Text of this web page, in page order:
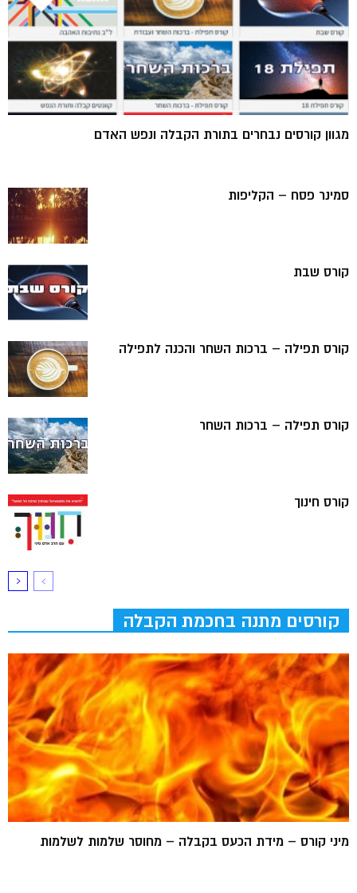
מגוון קורסים נבחרים בתורת הקבלה ונפש האדם
סמינר פסח – הקליפות
קורס שבת
קורס תפילה – ברכות השחר והכנה לתפילה
קורס תפילה – ברכות השחר
קורס חינוך
קורסים מתנה בחכמת הקבלה
מיני קורס – מידת הכעס בקבלה – מחוסר שלמות לשלמות